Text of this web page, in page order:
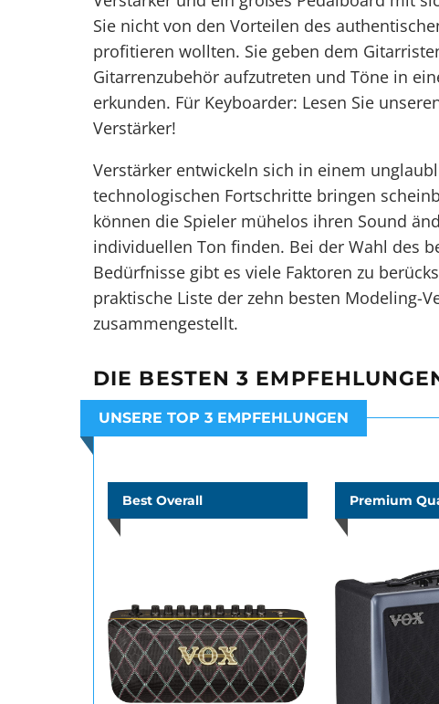
Sie nicht von den Vorteilen des
profitieren wollten. Sie geben dem
Gitarrenzubehör aufzutreten und Töne in
erkunden. Für Keyboarder: Lesen Sie
Verstärker!
Verstärker entwickeln sich in einem
technologischen Fortschritte bringen
können die Spieler mühelos ihren Sound
individuellen Ton finden. Bei der Wahl des
Bedürfnisse gibt es viele Faktoren zu
praktische Liste der zehn besten Modeling-
zusammengestellt.
DIE BESTEN 3
UNSERE TOP 3 EMPFEHLUNGEN
Best Overall Premium